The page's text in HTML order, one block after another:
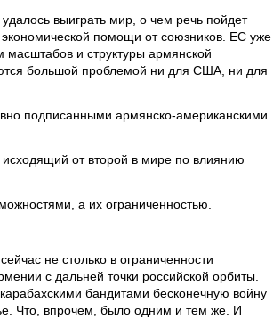
выиграть мир, о чем речь пойдет
помощи от союзников. ЕС уже
и структуры армянской
большой проблемой ни для США, ни для
подписанными армянско-американскими
от второй в мире по влиянию
а их ограниченностью.
не столько в ограниченности
с дальней точки российской орбиты.
бандитами бесконечную войну
Что, впрочем, было одним и тем же. И